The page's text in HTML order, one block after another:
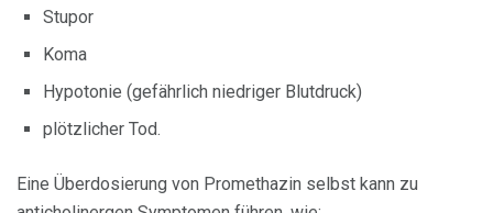
Stupor
Koma
Hypotonie (gefährlich niedriger Blutdruck)
plötzlicher Tod.
Eine Überdosierung von Promethazin selbst kann zu